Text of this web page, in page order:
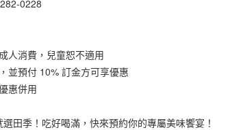
0228
人消費，兒童恕不適用
並預付 10% 訂金方可享優惠
惠併用
田季！吃好喝滿，快來預約你的專屬美味饗宴！